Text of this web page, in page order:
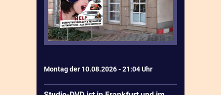
Montag der 10.08.2026 - 21:04 Uhr